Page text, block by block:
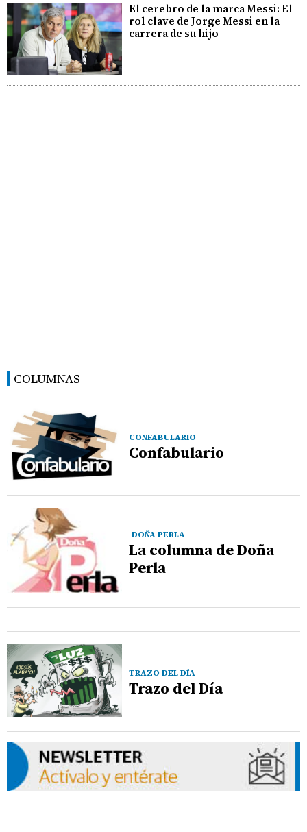
El cerebro de la marca Messi: El
rol clave de Jorge Messi en la
carrera de su hijo
COLUMNAS
CONFABULARIO
Confabulario
DOÑA PERLA
La columna de Doña
Perla
TRAZO DEL DÍA
Trazo del Día